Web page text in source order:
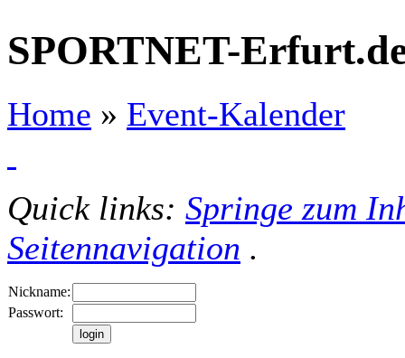
SPORTNET-
Home » Event-Kalender
Quick links: Springe zum
Seitennavigation .
Nickname:
Passwort: